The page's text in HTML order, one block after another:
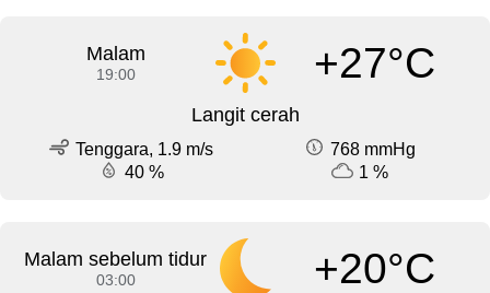
Malam
19:00 +27°C
Langit cerah
Tenggara, 1.9 m/s
768 mmHg
40 %
1 %
Malam sebelum tidur
03:00 +20°C